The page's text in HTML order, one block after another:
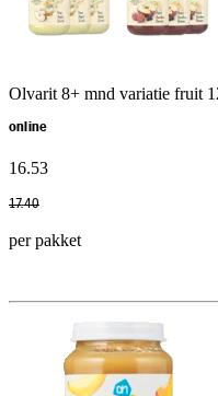
Olvarit 8+ mnd variatie fruit
online
16.53
17.40
per pakket